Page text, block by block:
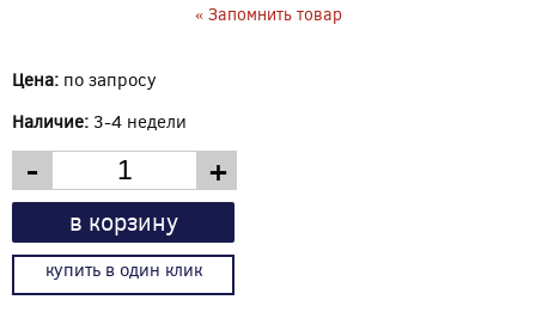
« Запомнить товар
Цена: по запросу
Наличие: 3-4 недели
- +
в корзину
купить в один клик